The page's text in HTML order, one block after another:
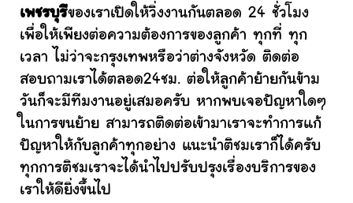
เพชรบุรีของเราเปิดให้วิ่งงานกันตลอด 24 ชั่วโมง
เพื่อให้เพียงต่อความต้องการของลูกค้า ทุกที่ ทุก
เวลา ไม่ว่าจะกรุงเทพหรือว่าต่างจังหวัด ติดต่อ
สอบถามเราได้ตลอด24ชม. ต่อให้ลูกค้าย้ายกันข้าม
วันก็จะมีทีมงานอยู่เสมอครับ หากพบเจอปัญหาใดๆ
ในการขนย้าย สามารถติดต่อเข้ามาเราจะทำการแก้
ปัญหาให้กับลูกค้าทุกอย่าง แนะนำติชมเราก็ได้ครับ
ทุกการติชมเราจะได้นำไปปรับปรุงเรื่องบริการของ
เราให้ดียิ่งขึ้นไป